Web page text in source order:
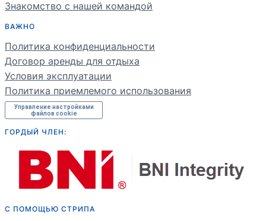
FR
DE
NL
Знакомство с нашей командой
ВАЖНО
Политика конфиденциальности
Договор аренды для отдыха
Условия эксплуатации
Политика приемлемого использования
Управление настройками
файлов cookie
ГОРДЫЙ ЧЛЕН:
С ПОМОЩЬЮ СТРИПА